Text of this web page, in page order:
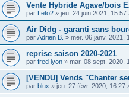
Vente Hybride Agave/bois
par Leto2 » jeu. 24 juin 2021, 15:57
Air Didg - garanti sans
par Adrien B. » mer. 06 janv. 2021,
reprise saison 2020-2021
par fred lyon » mar. 08 sept. 2020,
[VENDU] Vends "Chanter
par blux » jeu. 27 févr. 2020, 16:27